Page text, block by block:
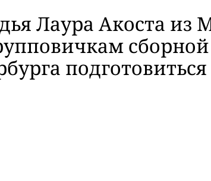
Лаура Акоста из